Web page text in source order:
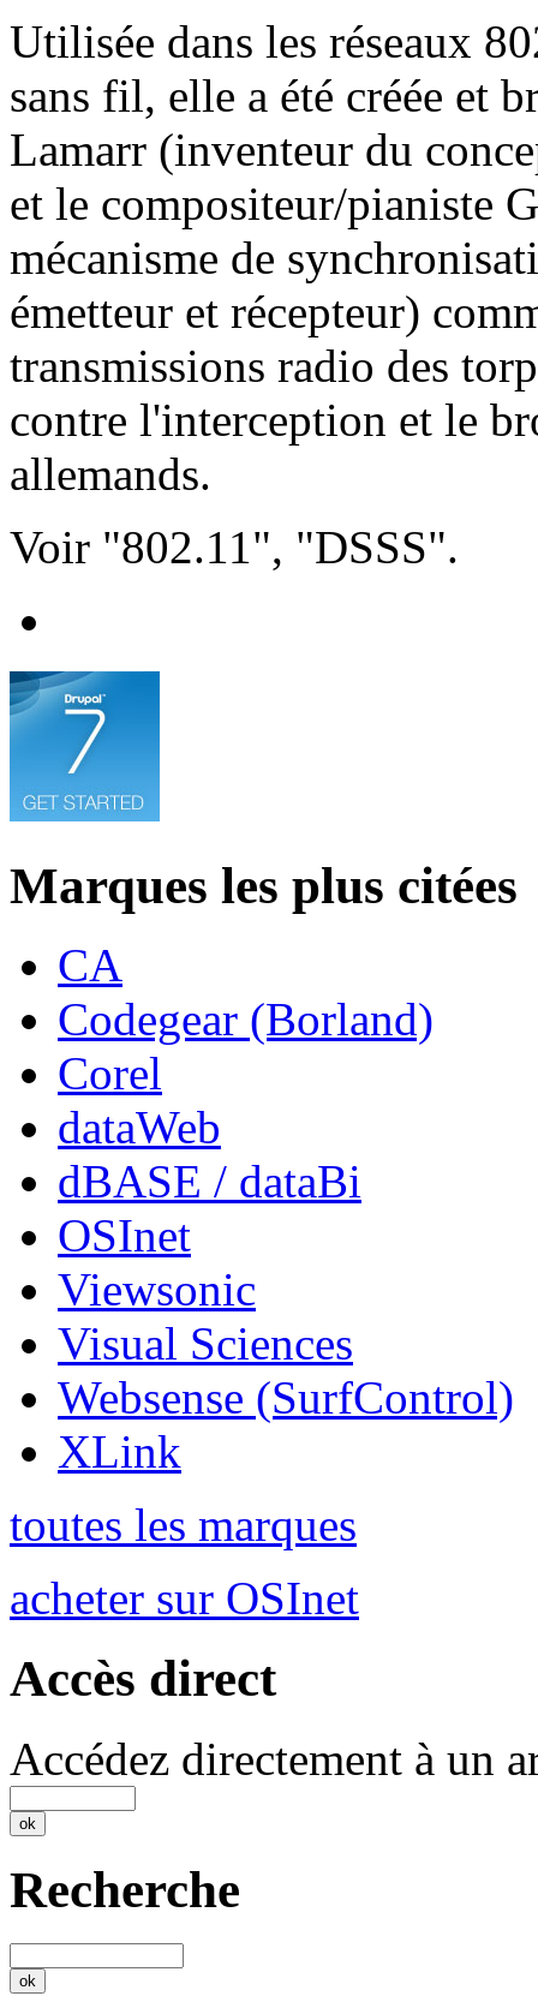
Utilisée dans les réseaux
sans fil, elle a été créée et
Lamarr (inventeur du
et le compositeur/pianiste
mécanisme de
émetteur et récepteur)
transmissions radio des
contre l'interception et le
allemands.
Voir "802.11", "DSSS".
Marques les plus citées
CA
Codegear (Borland)
Corel
dataWeb
dBASE / dataBi
OSInet
Viewsonic
Visual Sciences
Websense (SurfControl)
XLink
toutes les marques
acheter sur OSInet
Accès direct
Accédez directement à un
Recherche